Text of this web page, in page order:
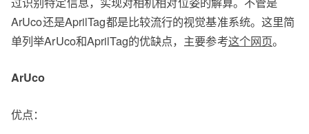
ArUco还是AprilTag都是比较流行的视觉基准系统。这里简
单列举ArUco和AprilTag的优缺点，主要参考这个网页。
ArUco
优点：